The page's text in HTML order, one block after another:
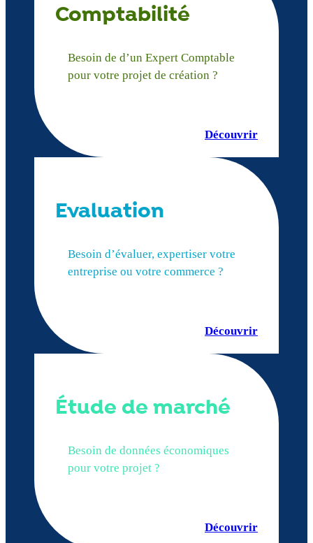
Comptabilité
Besoin de d’un Expert Comptable
pour votre projet de création ?
Découvrir
Evaluation
Besoin d’évaluer, expertiser votre
entreprise ou votre commerce ?
Découvrir
Étude de marché
Besoin de données économiques
pour votre projet ?
Découvrir